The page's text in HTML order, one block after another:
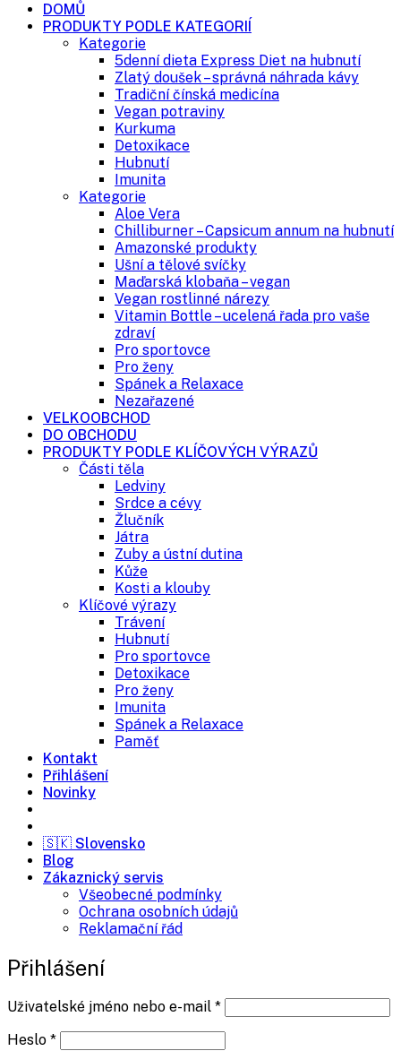
DOMŮ
PRODUKTY PODLE KATEGORIÍ
Kategorie
5denní dieta Express Diet na hubnutí
Zlatý doušek – správná náhrada kávy
Tradiční čínská medicína
Vegan potraviny
Kurkuma
Detoxikace
Hubnutí
Imunita
Kategorie
Aloe Vera
Chilliburner – Capsicum annum na hubnutí
Amazonské produkty
Ušní a tělové svíčky
Maďarská klobaňa – vegan
Vegan rostlinné nárezy
Vitamin Bottle – ucelená řada pro vaše
zdraví
Pro sportovce
Pro ženy
Spánek a Relaxace
Nezařazené
VELKOOBCHOD
DO OBCHODU
PRODUKTY PODLE KLÍČOVÝCH VÝRAZŮ
Části těla
Ledviny
Srdce a cévy
Žlučník
Játra
Zuby a ústní dutina
Kůže
Kosti a klouby
Klíčové výrazy
Trávení
Hubnutí
Pro sportovce
Detoxikace
Pro ženy
Imunita
Spánek a Relaxace
Paměť
Kontakt
Přihlášení
Novinky
🇸🇰 Slovensko
Blog
Zákaznický servis
Všeobecné podmínky
Ochrana osobních údajů
Reklamační řád
Přihlášení
Uživatelské jméno nebo e-mail *Povinné
Heslo *Povinné